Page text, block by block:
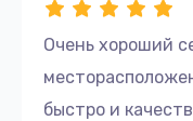
Очень хороший
быстро и